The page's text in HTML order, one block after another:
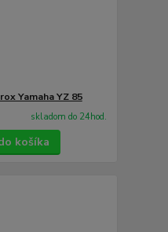
Yamaha YZ 85
skladom do 24hod.
košíka